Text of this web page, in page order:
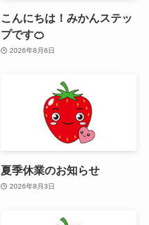
こんにちは！みかんステッ
プです🍊
2026年8月6日
夏季休業のお知らせ
2026年8月3日